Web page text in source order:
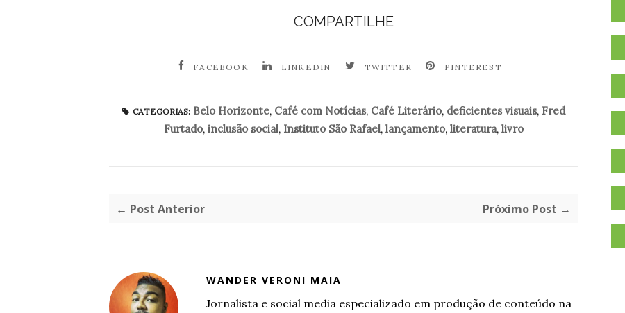
COMPARTILHE
FACEBOOK LINKEDIN TWITTER PINTEREST
CATEGORIAS: Belo Horizonte, Café com Notícias, Café Literário, deficientes visuais, Fred
Furtado, inclusão social, Instituto São Rafael, lançamento, literatura, livro
← Post Anterior Próximo Post →
WANDER VERONI MAIA
Jornalista e social media especializado em produção de conteúdo na